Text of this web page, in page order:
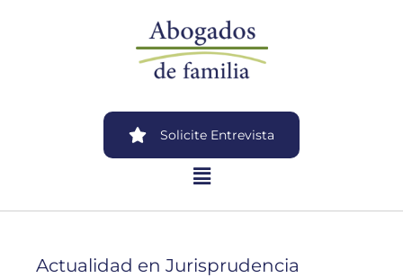
Solicite Entrevista
Actualidad en Jurisprudencia